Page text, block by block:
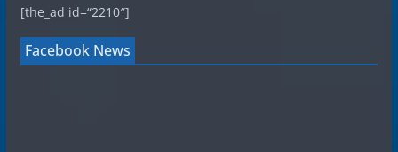
[the_ad id=“2210″]
Facebook News